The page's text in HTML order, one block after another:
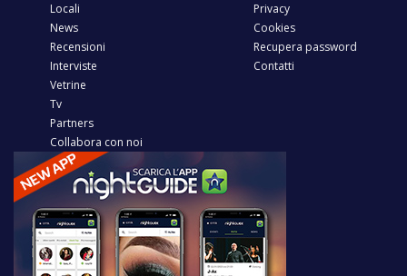
Locali
News
Recensioni
Interviste
Vetrine
Tv
Partners
Collabora con noi
Privacy
Cookies
Recupera password
Contatti